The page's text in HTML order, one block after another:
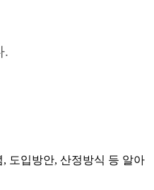
.
도입방안, 산정방식 등 알아